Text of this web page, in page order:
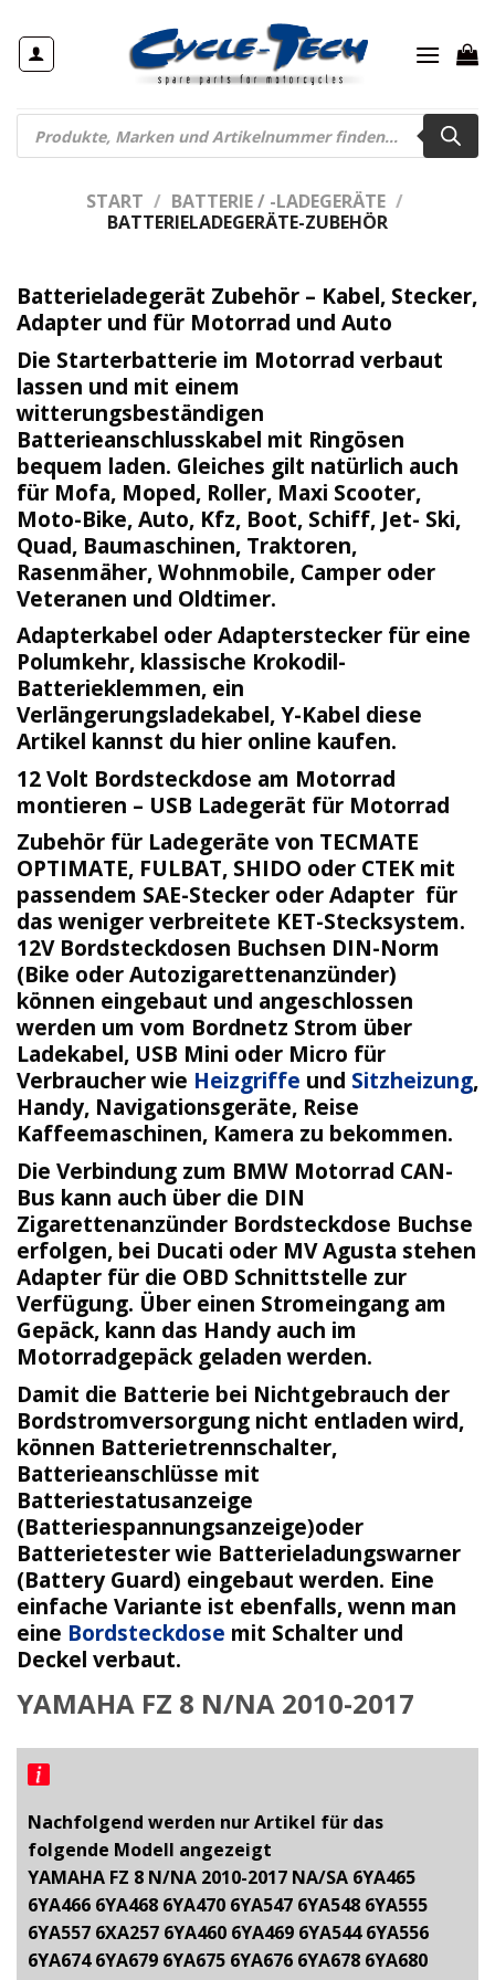
Inhalt
springen
Products
search
START / BATTERIE / -LADEGERÄTE /
BATTERIELADEGERÄTE-ZUBEHÖR
Batterieladegerät Zubehör – Kabel, Stecker,
Adapter und für Motorrad und Auto
Die Starterbatterie im Motorrad verbaut
lassen und mit einem
witterungsbeständigen
Batterieanschlusskabel mit Ringösen
bequem laden. Gleiches gilt natürlich auch
für Mofa, Moped, Roller, Maxi Scooter,
Moto-Bike, Auto, Kfz, Boot, Schiff, Jet- Ski,
Quad, Baumaschinen, Traktoren,
Rasenmäher, Wohnmobile, Camper oder
Veteranen und Oldtimer.
Adapterkabel oder Adapterstecker für eine
Polumkehr, klassische Krokodil-
Batterieklemmen, ein
Verlängerungsladekabel, Y-Kabel diese
Artikel kannst du hier online kaufen.
12 Volt Bordsteckdose am Motorrad
montieren – USB Ladegerät für Motorrad
Zubehör für Ladegeräte von TECMATE
OPTIMATE, FULBAT, SHIDO oder CTEK mit
passendem SAE-Stecker oder Adapter für
das weniger verbreitete KET-Stecksystem.
12V Bordsteckdosen Buchsen DIN-Norm
(Bike oder Autozigarettenanzünder)
können eingebaut und angeschlossen
werden um vom Bordnetz Strom über
Ladekabel, USB Mini oder Micro für
Verbraucher wie Heizgriffe und Sitzheizung,
Handy, Navigationsgeräte, Reise
Kaffeemaschinen, Kamera zu bekommen.
Die Verbindung zum BMW Motorrad CAN-
Bus kann auch über die DIN
Zigarettenanzünder Bordsteckdose Buchse
erfolgen, bei Ducati oder MV Agusta stehen
Adapter für die OBD Schnittstelle zur
Verfügung. Über einen Stromeingang am
Gepäck, kann das Handy auch im
Motorradgepäck geladen werden.
Damit die Batterie bei Nichtgebrauch der
Bordstromversorgung nicht entladen wird,
können Batterietrennschalter,
Batterieanschlüsse mit
Batteriestatusanzeige
(Batteriespannungsanzeige)oder
Batterietester wie Batterieladungswarner
(Battery Guard) eingebaut werden. Eine
einfache Variante ist ebenfalls, wenn man
eine Bordsteckdose mit Schalter und
Deckel verbaut.
YAMAHA FZ 8 N/NA 2010-2017
Nachfolgend werden nur Artikel für das
folgende Modell angezeigt
YAMAHA FZ 8 N/NA 2010-2017 NA/SA 6YA465
6YA466 6YA468 6YA470 6YA547 6YA548 6YA555
6YA557 6XA257 6YA460 6YA469 6YA544 6YA556
6YA674 6YA679 6YA675 6YA676 6YA678 6YA680